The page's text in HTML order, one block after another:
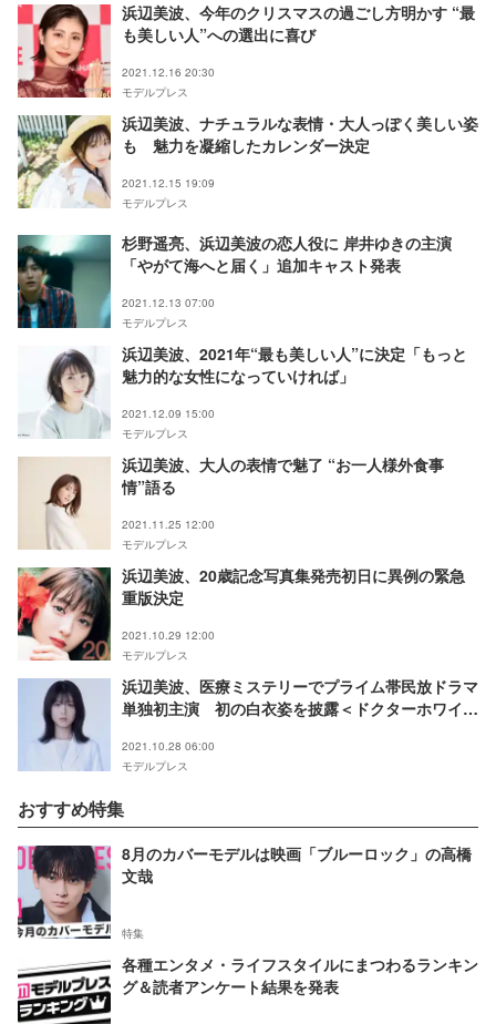
浜辺美波、今年のクリスマスの過ごし方明かす “最
も美しい人”への選出に喜び
2021.12.16 20:30
モデルプレス
浜辺美波、ナチュラルな表情・大人っぽく美しい姿
も 魅力を凝縮したカレンダー決定
2021.12.15 19:09
モデルプレス
杉野遥亮、浜辺美波の恋人役に 岸井ゆきの主演
「やがて海へと届く」追加キャスト発表
2021.12.13 07:00
モデルプレス
浜辺美波、2021年“最も美しい人”に決定「もっと
魅力的な女性になっていければ」
2021.12.09 15:00
モデルプレス
浜辺美波、大人の表情で魅了 “お一人様外食事
情”語る
2021.11.25 12:00
モデルプレス
浜辺美波、20歳記念写真集発売初日に異例の緊急
重版決定
2021.10.29 12:00
モデルプレス
浜辺美波、医療ミステリーでプライム帯民放ドラマ
単独初主演 初の白衣姿を披露＜ドクターホワイト
2021.10.28 06:00
モデルプレス
おすすめ特集
8月のカバーモデルは映画「ブルーロック」の高橋
文哉
特集
各種エンタメ・ライフスタイルにまつわるランキン
グ＆読者アンケート結果を発表